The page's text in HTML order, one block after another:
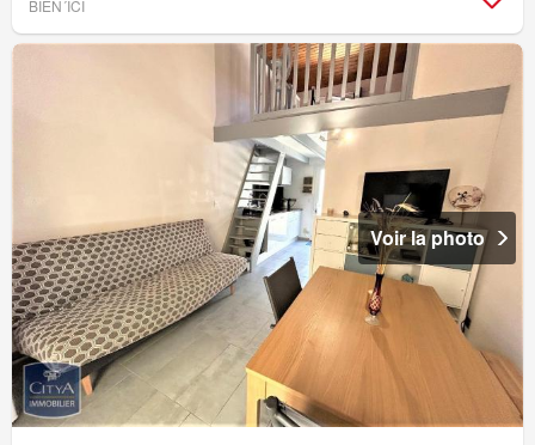
BIEN´ICI
Voir la photo